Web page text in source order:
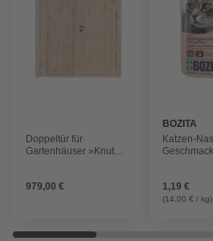
Doppeltür für
Gartenhäuser »Knut
979,00 €
BOZITA
Katzen-
1,19 €
(14,00 € / kg)